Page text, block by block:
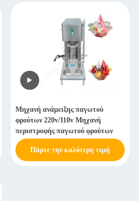
Μηχανή ανάμειξης παγωτού
φρούτων 220v/110v Μηχανή
περιστροφής παγωτού φρούτων
Πάρτε την καλύτερη τιμή